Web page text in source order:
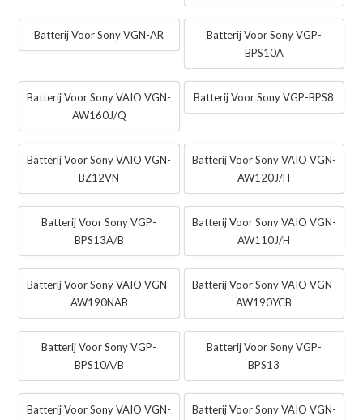
Batterij Voor Sony VGN-AR
Batterij Voor Sony VGP-
BPS10A
Batterij Voor Sony VAIO VGN-
AW160J/Q
Batterij Voor Sony VGP-BPS8
Batterij Voor Sony VAIO VGN-
BZ12VN
Batterij Voor Sony VAIO VGN-
AW120J/H
Batterij Voor Sony VGP-
BPS13A/B
Batterij Voor Sony VAIO VGN-
AW110J/H
Batterij Voor Sony VAIO VGN-
AW190NAB
Batterij Voor Sony VAIO VGN-
AW190YCB
Batterij Voor Sony VGP-
BPS10A/B
Batterij Voor Sony VGP-
BPS13
Batterij Voor Sony VAIO VGN-
Batterij Voor Sony VAIO VGN-